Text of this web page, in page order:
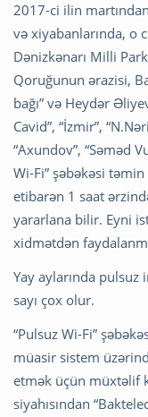
2017-ci ilin
və xiyabanlarında, o
Dənizkənarı Milli
Qoruğunun ərazisi,
bağı” və Heydər
Cavid”, “İzmir”,
“Axundov”, “Səməd
Wi-Fi” şəbəkəsi
etibarən 1 saat
yararlana bilir. Eyni
xidmətdən
Yay aylarında
sayı çox olur.
“Pulsuz Wi-Fi”
müasir sistem
etmək üçün müxtəlif
siyahısından